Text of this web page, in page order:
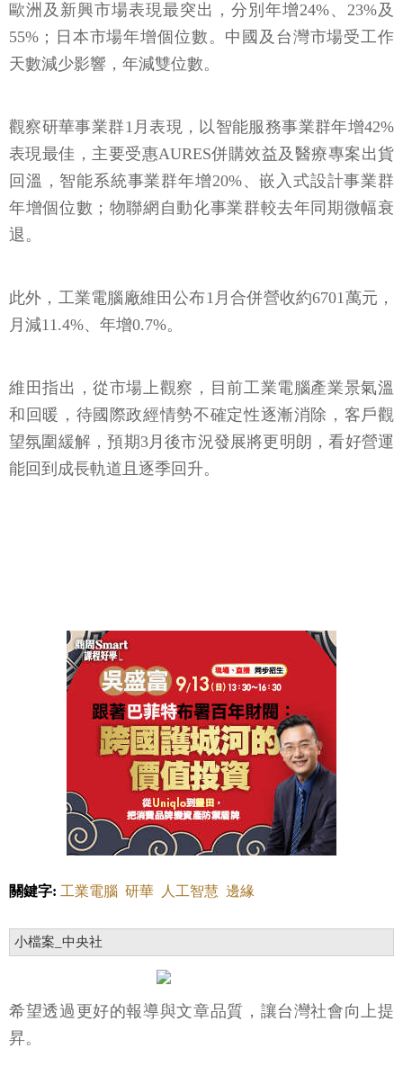
歐洲及新興市場表現最突出，分別年增24%、23%及
55%；日本市場年增個位數。中國及台灣市場受工作
天數減少影響，年減雙位數。
觀察研華事業群1月表現，以智能服務事業群年增42%
表現最佳，主要受惠AURES併購效益及醫療專案出貨
回溫，智能系統事業群年增20%、嵌入式設計事業群
年增個位數；物聯網自動化事業群較去年同期微幅衰
退。
此外，工業電腦廠維田公布1月合併營收約6701萬元，
月減11.4%、年增0.7%。
維田指出，從市場上觀察，目前工業電腦產業景氣溫
和回暖，待國際政經情勢不確定性逐漸消除，客戶觀
望氛圍緩解，預期3月後市況發展將更明朗，看好營運
能回到成長軌道且逐季回升。
關鍵字: 工業電腦 研華 人工智慧 邊緣
小檔案_中央社
希望透過更好的報導與文章品質，讓台灣社會向上提
昇。